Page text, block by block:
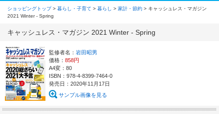
ショッピングトップ> 暮らし・子育て > 暮らし > 家計・節約 > キャッシュレス・マガジン
2021 Winter - Spring
キャッシュレス・マガジン 2021 Winter - Spring
監修者名： 岩田昭男
価格： 858円
A4変：80
ISBN：978-4-8399-7464-0
発売日：2020年11月17日
サンプル画像を見る